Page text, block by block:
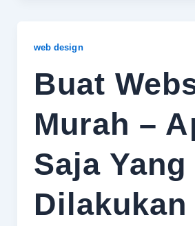
web design
Buat
Murah –
Saja
Dilakukan